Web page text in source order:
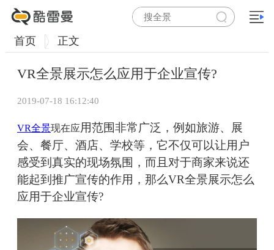
首页 正文
VR全景展示怎么应用于企业宣传?
2019-07-18 16:12:40
VR全景现在应用范围非常广泛，例如旅游、展
会、餐厅、酒店、学校等，它不仅可以让用户
感受到真实的现场氛围，而且对于商家来说还
能起到推广宣传的作用，那么VR全景展示怎么
应用于企业宣传?